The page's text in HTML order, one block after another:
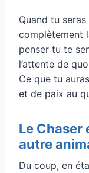
Quand tu
complètement
penser tu te
l’attente de
Ce que tu
et de paix au
Le Chaser
autre
Du coup, en